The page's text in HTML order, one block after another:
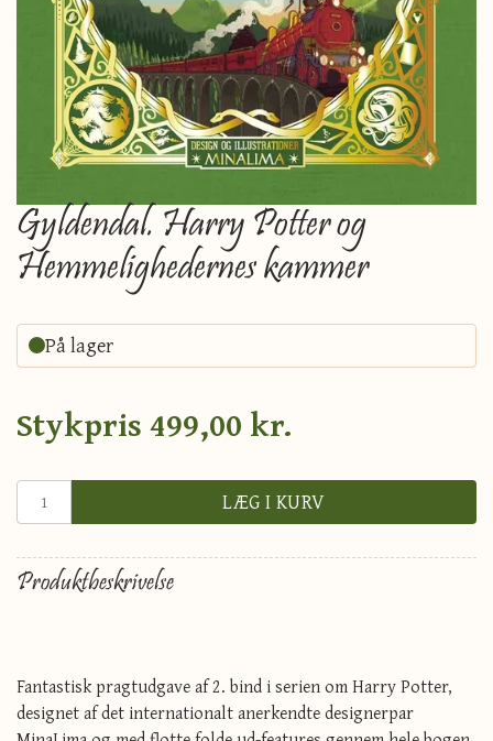
Gyldendal. Harry Potter og
Hemmelighedernes kammer
På lager
Stykpris499,00 kr.
LÆG I KURV
Produktbeskrivelse
Fantastisk pragtudgave af 2. bind i serien om Harry Potter,
designet af det internationalt anerkendte designerpar